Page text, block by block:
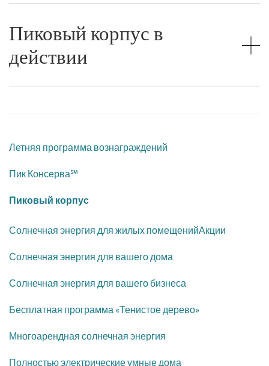
Пиковый корпус в
действии
Летняя программа вознаграждений
Пик Консерва℠
Пиковый корпус
Солнечная энергия для жилых помещенийАкции
​Солнечная энергия для вашего дома
Солнечная энергия для вашего бизнеса
Бесплатная программа «Тенистое дерево»
Многоарендная солнечная энергия
​Полностью электрические умные дома